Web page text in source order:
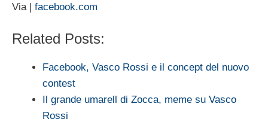
Via | facebook.com
Related Posts:
Facebook, Vasco Rossi e il concept del nuovo
contest
Il grande umarell di Zocca, meme su Vasco
Rossi